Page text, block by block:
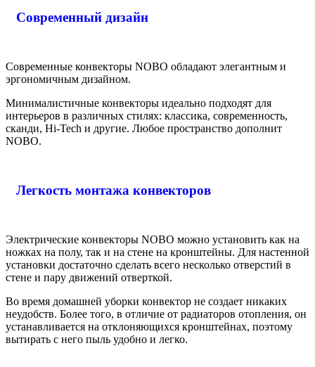
Современный дизайн
Современные конвекторы NOBO обладают элегантным и
эргономичным дизайном.
Минималистичные конвекторы идеально подходят для
интерьеров в различных стилях: классика, современность,
сканди, Hi-Tech и другие. Любое пространство дополнит
NOBO.
Легкость монтажа конвекторов
Электрические конвекторы NOBO можно установить как на
ножках на полу, так и на стене на кронштейны. Для настенной
установки достаточно сделать всего несколько отверстий в
стене и пару движений отверткой.
Во время домашней уборки конвектор не создает никаких
неудобств. Более того, в отличие от радиаторов отопления, он
устанавливается на отклоняющихся кронштейнах, поэтому
вытирать с него пыль удобно и легко.